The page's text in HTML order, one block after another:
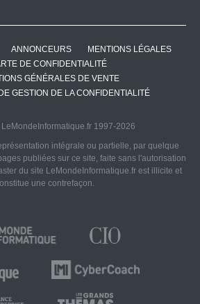
ANNONCEURS
MENTIONS LÉGALES
DE CONFIDENTIALITÉ
GÉNÉRALES DE VENTE
GESTION DE LA CONFIDENTIALITÉ
1997-2026
intégrale ou partielle, par quelque
publiées sur ce site, faite sans l'autorisation
du site LeMondeInformatique.fr est illicite et
une contrefaçon.